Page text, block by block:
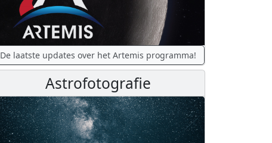
De laatste updates over het Artemis programma!
Astrofotografie